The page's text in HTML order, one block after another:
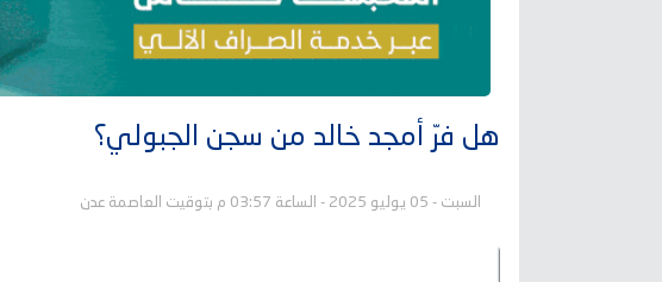
هل فرّ أمجد خالد من سجن الجبولي؟
السبت - 05 يوليو 2025 - الساعة 03:57 م بتوقيت العاصمة عدن